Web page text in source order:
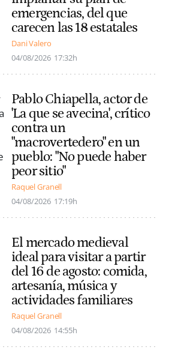
emergencias, del que
carecen las 18 estatales
Dani Valero
04/08/2026 17:32h
Pablo Chiapella, actor de
'La que se avecina', crítico
contra un
"macrovertedero" en un
pueblo: "No puede haber
peor sitio"
Raquel Granell
04/08/2026 17:19h
El mercado medieval
ideal para visitar a partir
del 16 de agosto: comida,
artesanía, música y
actividades familiares
Raquel Granell
04/08/2026 14:55h